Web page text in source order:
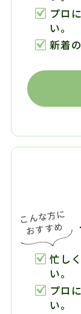
プロ
い。
新着
忙し
い。
プロ
い。